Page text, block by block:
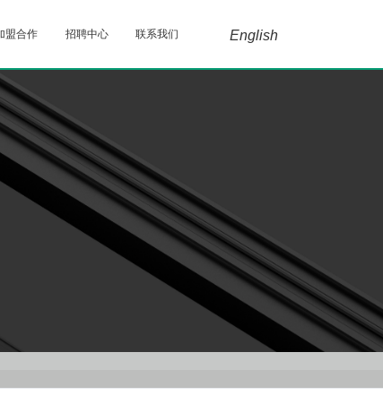
English
盟合作 招聘中心 联系我们